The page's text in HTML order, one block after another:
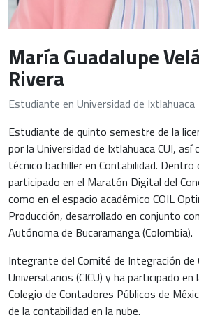
María Guadalupe
Rivera
Estudiante en Universidad de Ixtlahuaca
Estudiante de quinto semestre de la
por la Universidad de Ixtlahuaca CUI,
técnico bachiller en Contabilidad.
participado en el Maratón Digital del
como en el espacio académico COIL
Producción, desarrollado en conjunto
Autónoma de Bucaramanga (Colombia).
Integrante del Comité de Integración de
Universitarios (CICU) y ha participado
Colegio de Contadores Públicos de
de la contabilidad en la nube.